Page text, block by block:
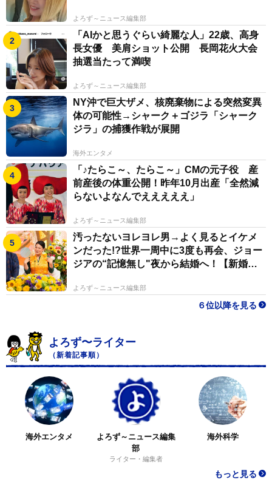
よろず～ニュース編集部
「AIかと思うぐらい綺麗な人」22歳、高身
長女優 美肩ショット公開 長岡花火大会
抽選当たって満喫
よろず～ニュース編集部
NY沖で巨大ザメ、核廃棄物による突然変異
体の可能性→シャーク＋ゴジラ「シャーク
ジラ」の捕獲作戦が展開
海外エンタメ
「♪たらこ～、たらこ～」CMの元子役 産
前産後の体重公開！昨年10月出産「全然減
らないよなんでえええええ」
よろず～ニュース編集部
汚ったないヨレヨレ男→よく見るとイケメ
ンだった!?世界一周中に3度も再会、ジョー
ジアの“記憶無し"夜から結婚へ！【新婚さ
よろず～ニュース編集部
６位以降を見る
よろず〜ライター
（新着記事順）
海外エンタメ
よろず～ニュース編集
部
ライター・編集者
海外科学
もっと見る